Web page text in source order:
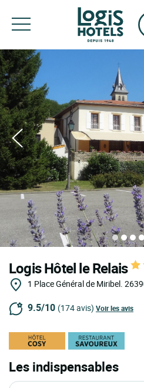
Logis Hôtel le Relais
1 Place Général de Miribel.
9.5/10 (174 avis) Voir les avis
Les indispensables